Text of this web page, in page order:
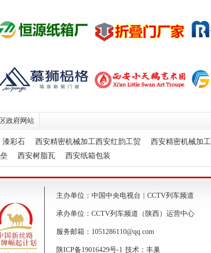
政府网站
漆彩石 西安精密机械加工西安红韵工贸 西安精密机械加工
西安树脂瓦 西安纸箱包装
主办单位：中国中央电视台 | CCTV列车频道
承办单位：CCTV列车频道（陕西）运营中心
服务邮箱：1051286110@qq.com
陕ICP备19016429号-1 技术：丰巢